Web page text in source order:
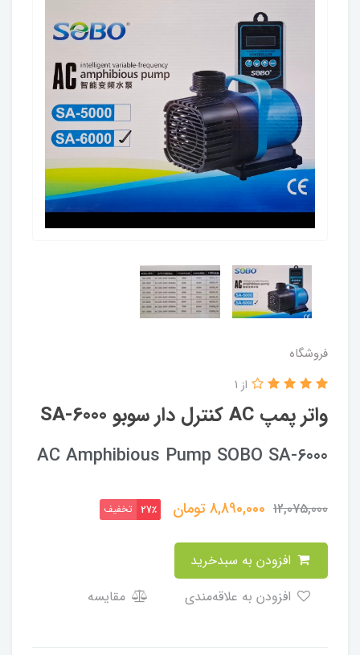
فروشگاه
واتر پمپ AC کنترل دار سوبو SA-6000
از 1
AC Amphibious Pump SOBO SA-6000
12,075,000
8,890,000تومان 27٪ تخفیف
مقایسه